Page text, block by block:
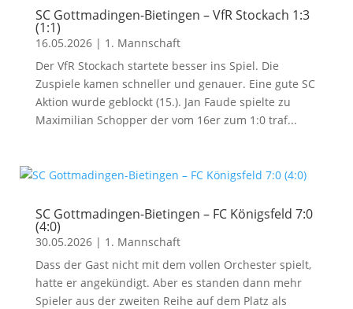
SC Gottmadingen-Bietingen – VfR Stockach 1:3
(1:1)
16.05.2026| 1. Mannschaft
Der VfR Stockach startete besser ins Spiel. Die
Zuspiele kamen schneller und genauer. Eine gute SC
Aktion wurde geblockt (15.). Jan Faude spielte zu
Maximilian Schopper der vom 16er zum 1:0 traf...
SC Gottmadingen-Bietingen – FC Königsfeld 7:0
(4:0)
30.05.2026| 1. Mannschaft
Dass der Gast nicht mit dem vollen Orchester spielt,
hatte er angekündigt. Aber es standen dann mehr
Spieler aus der zweiten Reihe auf dem Platz als